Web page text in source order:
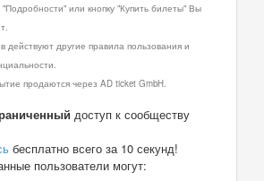
или кнопку "Купить билеты" Вы
действуют другие правила пользования и
продаются через AD ticket GmbH.
доступ к сообществу
бесплатно всего за 10 секунд!
пользователи могут: